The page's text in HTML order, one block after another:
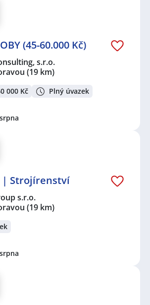
(45-60.000 Kč)
s.r.o.
(19 km)
000 Kč Plný úvazek
| Strojírenství
s.r.o.
(19 km)